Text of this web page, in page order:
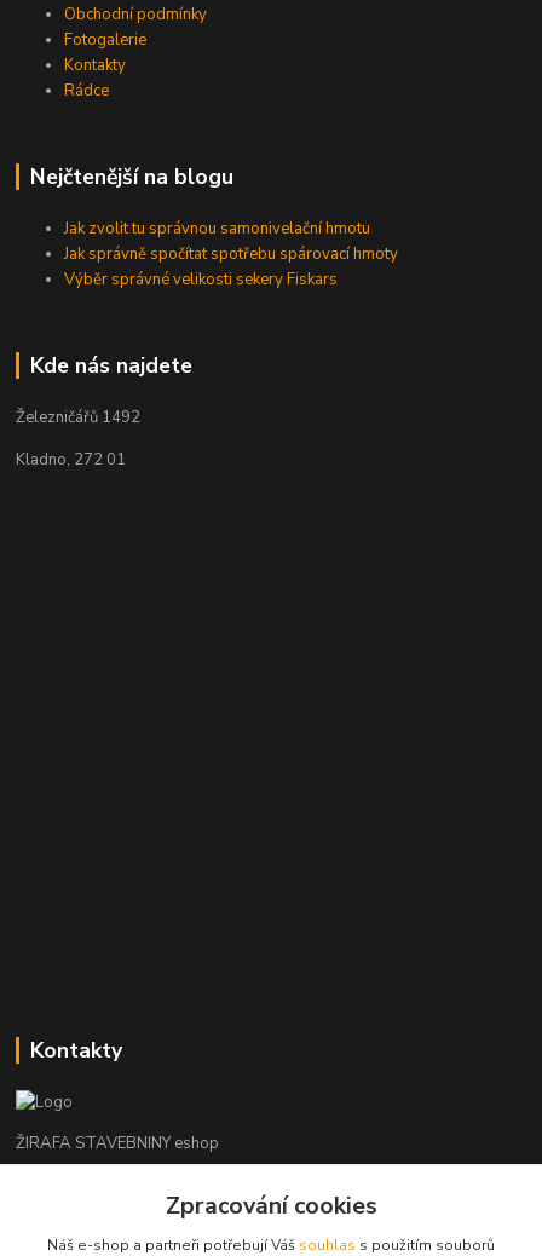
Obchodní podmínky
Fotogalerie
Kontakty
Rádce
Nejčtenější na blogu
Jak zvolit tu správnou samonivelační hmotu
Jak správně spočítat spotřebu spárovací hmoty
Výběr správné velikosti sekery Fiskars
Kde nás najdete
Železničářů 1492
Kladno, 272 01
Kontakty
ŽIRAFA STAVEBNINY eshop
+420 312 685 342Zpracování cookies
Náš e-shop a partneři potřebují Váš souhlas s použitím souborů